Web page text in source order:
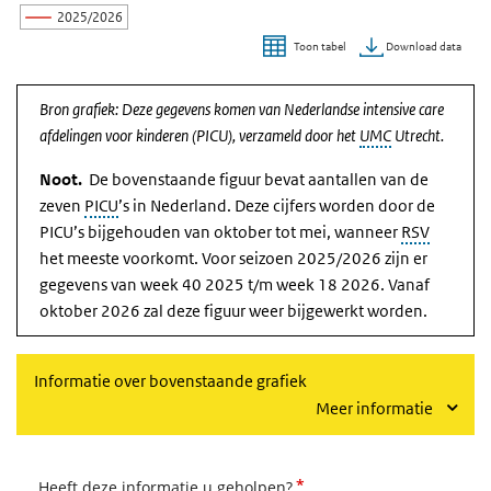
2025/2026
Toon tabel Download data
Bron grafiek: Deze gegevens komen van Nederlandse intensive care
afdelingen voor kinderen (PICU), verzameld door het UMCUtrecht.
Noot. De bovenstaande figuur bevat aantallen van de
zeven PICU’s in Nederland. Deze cijfers worden door de
PICU’s bijgehouden van oktober tot mei, wanneer RSV
het meeste voorkomt. Voor seizoen 2025/2026 zijn er
gegevens van week 40 2025 t/m week 18 2026. Vanaf
oktober 2026 zal deze figuur weer bijgewerkt worden.
Informatie over bovenstaande grafiek
Meer informatie
*